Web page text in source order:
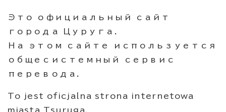
Это официальный сайт
города Цуруга.
На этом сайте используется
общесистемный сервис
перевода.
To jest oficjalna strona internetowa
miasta Tsuruga.